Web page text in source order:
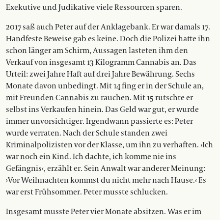
Exekutive und Judikative viele Ressourcen sparen.
2017 saß auch Peter auf der Anklagebank. Er war damals 17.
Handfeste Beweise gab es keine. Doch die Polizei hatte ihn
schon länger am Schirm, Aussagen lasteten ihm den
Verkauf von insgesamt 13 Kilogramm Cannabis an. Das
Urteil: zwei Jahre Haft auf drei Jahre Bewährung. Sechs
Monate davon unbedingt. Mit 14 fing er in der Schule an,
mit Freunden Cannabis zu rauchen. Mit 15 rutschte er
selbst ins Verkaufen hinein. Das Geld war gut, er wurde
immer unvorsichtiger. Irgendwann passierte es: Peter
wurde verraten. Nach der Schule standen zwei
Kriminalpolizisten vor der Klasse, um ihn zu verhaften. ›Ich
war noch ein Kind. Ich dachte, ich komme nie ins
Gefängnis‹, erzählt er. Sein Anwalt war anderer Meinung:
›Vor Weihnachten kommst du nicht mehr nach Hause.‹ Es
war erst Frühsommer. Peter musste schlucken.
Insgesamt musste Peter vier Monate absitzen. Was er im